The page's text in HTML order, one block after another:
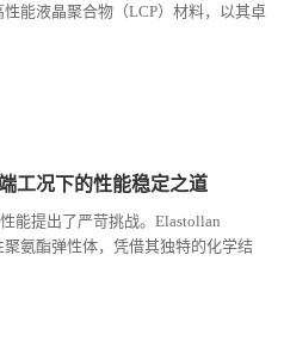
能液晶聚合物（LCP）材料，以其卓
工况下的性能稳定之道
能提出了严苛挑战。Elastollan
氨酯弹性体，凭借其独特的化学结